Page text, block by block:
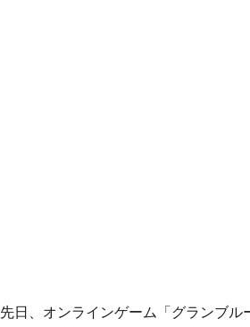
先日、オンラインゲーム「グランブ